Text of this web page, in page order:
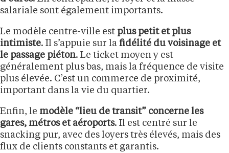
salariale sont également importants.
Le modèle centre-ville est plus petit et plus
intimiste. Il s’appuie sur la fidélité du voisinage et
le passage piéton. Le ticket moyen y est
généralement plus bas, mais la fréquence de visite
plus élevée. C’est un commerce de proximité,
important dans la vie du quartier.
Enfin, le modèle “lieu de transit” concerne les
gares, métros et aéroports. Il est centré sur le
snacking pur, avec des loyers très élevés, mais des
flux de clients constants et garantis.